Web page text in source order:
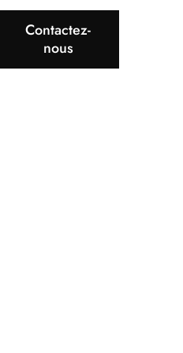
Contactez-
nous